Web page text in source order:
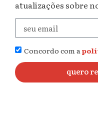
atualizações sobre
Concordo com a
quero